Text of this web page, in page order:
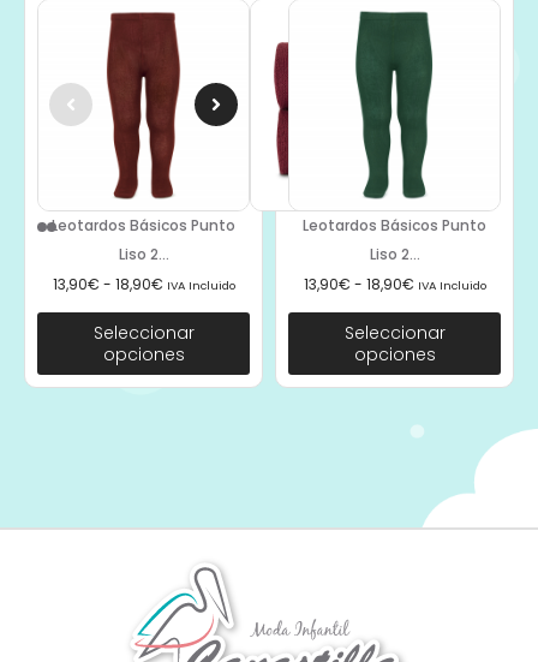
Leotardos Básicos Punto
Liso 2...
13,90€ - 18,90€ IVA Incluido
Seleccionar
opciones
Leotardos Básicos Punto
Liso 2...
13,90€ - 18,90€ IVA Incluido
Seleccionar
opciones